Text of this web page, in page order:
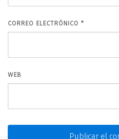
CORREO ELECTRÓNICO *
WEB